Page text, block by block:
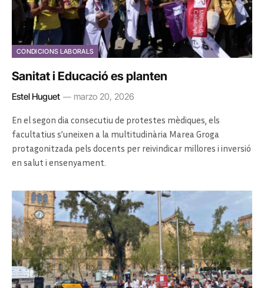
CONDICIONS LABORALS
Sanitat i Educació es planten
Estel Huguet marzo 20, 2026
En el segon dia consecutiu de protestes mèdiques, els
facultatius s’uneixen a la multitudinària Marea Groga
protagonitzada pels docents per reivindicar millores i inversió
en salut i ensenyament.